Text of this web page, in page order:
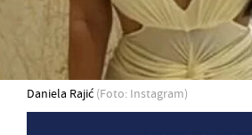
Daniela Rajić (Foto: Instagram)